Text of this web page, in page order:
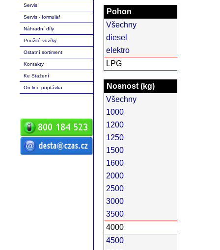
Servis
Servis - formulář
Náhradní díly
Použité vozíky
Ostatní sortiment
Kontakty
Ke Stažení
On-line poptávka
Pohon
Všechny
diesel
elektro
LPG
Nosnost (kg)
Všechny
1000
1200
1250
1500
1600
2000
2500
3000
3500
4000
4500